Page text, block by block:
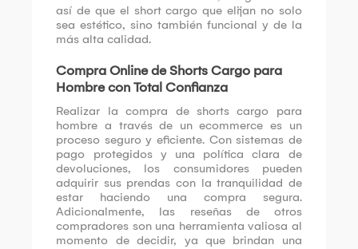
así de que el short cargo que elijan no solo
sea estético, sino también funcional y de la
más alta calidad.
Compra Online de Shorts Cargo para
Hombre con Total Confianza
Realizar la compra de shorts cargo para
hombre a través de un ecommerce es un
proceso seguro y eficiente. Con sistemas de
pago protegidos y una política clara de
devoluciones, los consumidores pueden
adquirir sus prendas con la tranquilidad de
estar haciendo una compra segura.
Adicionalmente, las reseñas de otros
compradores son una herramienta valiosa al
momento de decidir, ya que brindan una